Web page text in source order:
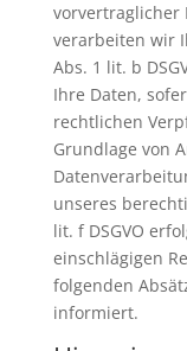
vorvertraglicher
verarbeiten wir
Abs. 1 lit. b
Ihre Daten,
rechtlichen
Grundlage von
unseres
lit. f DSGVO
einschlägigen
folgenden
informiert.